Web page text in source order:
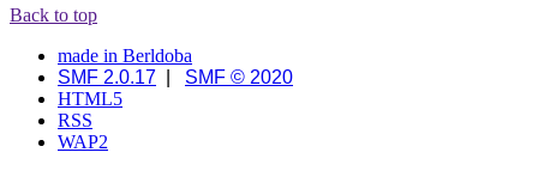
Back to top
made in Berldoba
SMF 2.0.17
SMF © 2020
HTML5
RSS
WAP2